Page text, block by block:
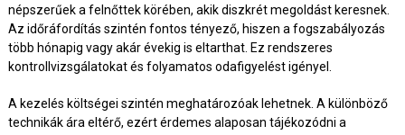
népszerűek a felnőttek körében, akik diszkrét megoldást keresnek.
Az időráfordítás szintén fontos tényező, hiszen a fogszabályozás
több hónapig vagy akár évekig is eltarthat. Ez rendszeres
kontrollvizsgálatokat és folyamatos odafigyelést igényel.
A kezelés költségei szintén meghatározóak lehetnek. A különböző
technikák ára eltérő, ezért érdemes alaposan tájékozódni a